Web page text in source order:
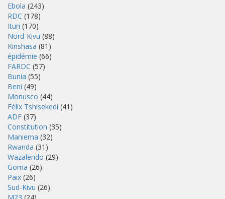
Ebola (243)
RDC (178)
Ituri (170)
Nord-Kivu (88)
Kinshasa (81)
épidémie (66)
FARDC (57)
Bunia (55)
Beni (49)
Monusco (44)
Félix Tshisekedi (41)
ADF (37)
Constitution (35)
Maniema (32)
Rwanda (31)
Wazalendo (29)
Goma (26)
Paix (26)
Sud-Kivu (26)
M23 (24)